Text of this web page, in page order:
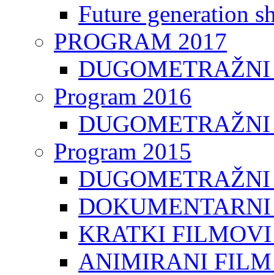
Future generation
PROGRAM 2017
Program 2016
Program 2015
KRATKI FILMOVI
ANIMIRANI FILM